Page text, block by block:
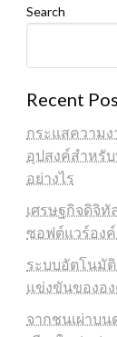
Search
Recent
กระแสความง
อุปสงค์สำหรั
อย่างไร
เศรษฐกิจดิจิทั
ซอฟต์แวร์อง
ระบบอัตโนมั
แข่งขันของอ
จากชนเผ่าบ